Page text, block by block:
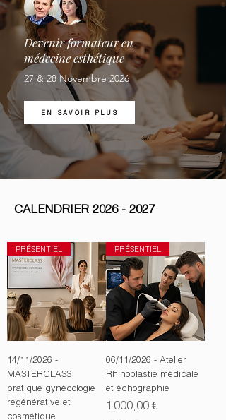
Devenir formateur en
médecine esthétique
27 & 28 Novembre 2026
EN SAVOIR PLUS
CALENDRIER 2026 - 2027
PRÉSENTIEL
14/11/2026 -
MASTERCLASS
pratique gynécologie
régénérative et
cosmétique
PRÉSENTIEL
06/11/2026 - Atelier
Rhinoplastie médicale
et échographie
Prix
1 000,00 €